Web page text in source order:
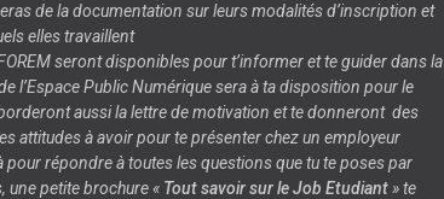
de la documentation sur leurs modalités d’inscription et
elles travaillent
seront disponibles pour t’informer et te guider dans la
l’Espace Public Numérique sera à ta disposition pour le
aussi la lettre de motivation et te donneront des
attitudes à avoir pour te présenter chez un employeur
pour répondre à toutes les questions que tu te poses par
une petite brochure « Tout savoir sur le Job Etudiant» te